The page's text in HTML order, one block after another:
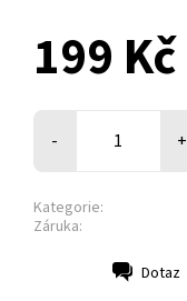
199 Kč
- +
Kategorie:
Záruka:
Dotaz